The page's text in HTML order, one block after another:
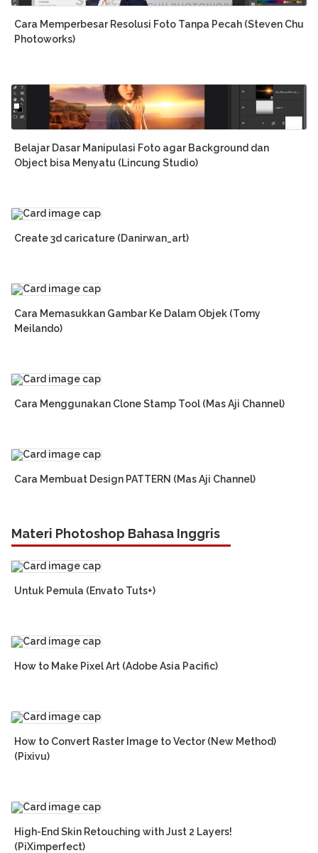
Cara Memperbesar Resolusi Foto Tanpa Pecah (Steven Chu
Photoworks)
Belajar Dasar Manipulasi Foto agar Background dan
Object bisa Menyatu (Lincung Studio)
Create 3d caricature (Danirwan_art)
Cara Memasukkan Gambar Ke Dalam Objek (Tomy
Meilando)
Cara Menggunakan Clone Stamp Tool (Mas Aji Channel)
Cara Membuat Design PATTERN (Mas Aji Channel)
Materi Photoshop Bahasa Inggris
Untuk Pemula (Envato Tuts+)
How to Make Pixel Art (Adobe Asia Pacific)
How to Convert Raster Image to Vector (New Method)
(Pixivu)
High-End Skin Retouching with Just 2 Layers!
(PiXimperfect)